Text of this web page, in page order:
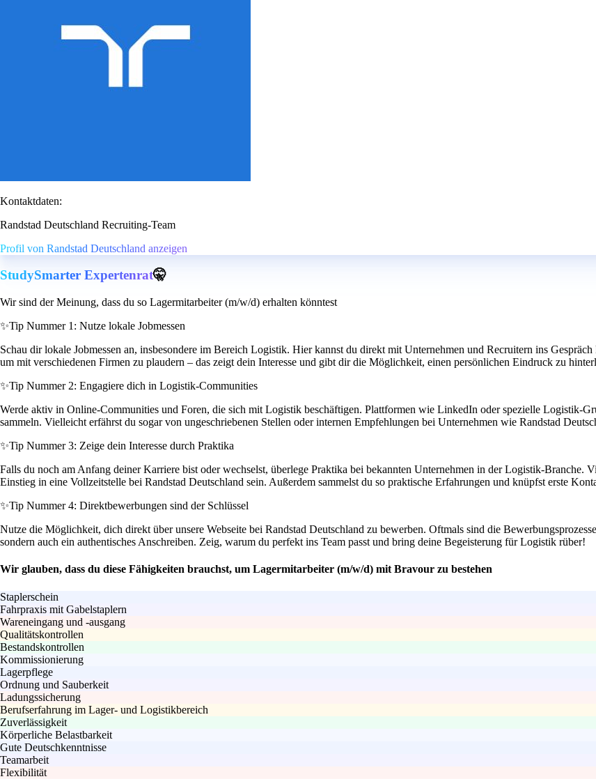
Kontaktdaten:
Randstad Deutschland Recruiting-Team
Profil von Randstad Deutschland anzeigen
StudySmarter Expertenrat🤫
Wir sind der Meinung, dass du so Lagermitarbeiter (m/w/d) erhalten könntest
✨Tip Nummer 1: Nutze lokale Jobmessen
Schau dir lokale Jobmessen an, insbesondere im Bereich Logistik. Hier kannst du direkt mit Unternehmen und Recruitern ins
um mit verschiedenen Firmen zu plaudern – das zeigt dein Interesse und gibt dir die Möglichkeit, einen persönlichen Eindruck zu
✨Tip Nummer 2: Engagiere dich in Logistik-Communities
Werde aktiv in Online-Communities und Foren, die sich mit Logistik beschäftigen. Plattformen wie LinkedIn oder spezielle Logistik-
sammeln. Vielleicht erfährst du sogar von ungeschriebenen Stellen oder internen Empfehlungen bei Unternehmen wie Randstad
✨Tip Nummer 3: Zeige dein Interesse durch Praktika
Falls du noch am Anfang deiner Karriere bist oder wechselst, überlege Praktika bei bekannten Unternehmen in der Logistik-Branche.
Einstieg in eine Vollzeitstelle bei Randstad Deutschland sein. Außerdem sammelst du so praktische Erfahrungen und knüpfst erste
✨Tip Nummer 4: Direktbewerbungen sind der Schlüssel
Nutze die Möglichkeit, dich direkt über unsere Webseite bei Randstad Deutschland zu bewerben. Oftmals sind die
sondern auch ein authentisches Anschreiben. Zeig, warum du perfekt ins Team passt und bring deine Begeisterung für Logistik rüber!
Wir glauben, dass du diese Fähigkeiten brauchst, um Lagermitarbeiter (m/w/d) mit Bravour zu bestehen
Staplerschein
Fahrpraxis mit Gabelstaplern
Wareneingang und -ausgang
Qualitätskontrollen
Bestandskontrollen
Kommissionierung
Lagerpflege
Ordnung und Sauberkeit
Ladungssicherung
Berufserfahrung im Lager- und Logistikbereich
Zuverlässigkeit
Körperliche Belastbarkeit
Gute Deutschkenntnisse
Teamarbeit
Flexibilität